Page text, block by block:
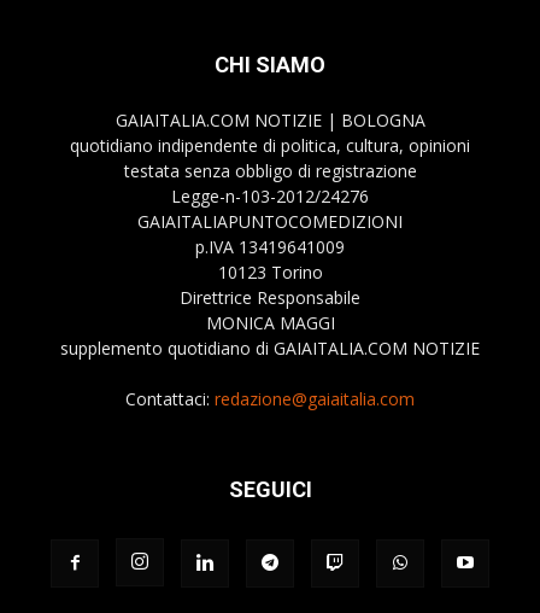
CHI SIAMO
GAIAITALIA.COM NOTIZIE | BOLOGNA
quotidiano indipendente di politica, cultura, opinioni
testata senza obbligo di registrazione
Legge-n-103-2012/24276
GAIAITALIAPUNTOCOMEDIZIONI
p.IVA 13419641009
10123 Torino
Direttrice Responsabile
MONICA MAGGI
supplemento quotidiano di GAIAITALIA.COM NOTIZIE
Contattaci: redazione@gaiaitalia.com
SEGUICI